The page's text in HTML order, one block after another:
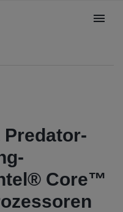
Core™